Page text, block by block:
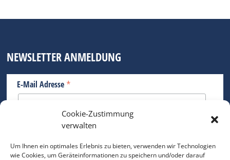
Cookie-Zustimmung
verwalten
Um Ihnen ein optimales Erlebnis zu bieten, verwenden wir Technologien
wie Cookies, um Geräteinformationen zu speichern und/oder darauf
NEWSLETTER ANMELDUNG
E-Mail Adresse *
Bitte geben Sie Ihre E-Mail Adresse ein.
*